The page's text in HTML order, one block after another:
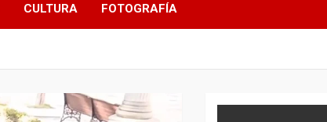
CULTURA FOTOGRAFÍA